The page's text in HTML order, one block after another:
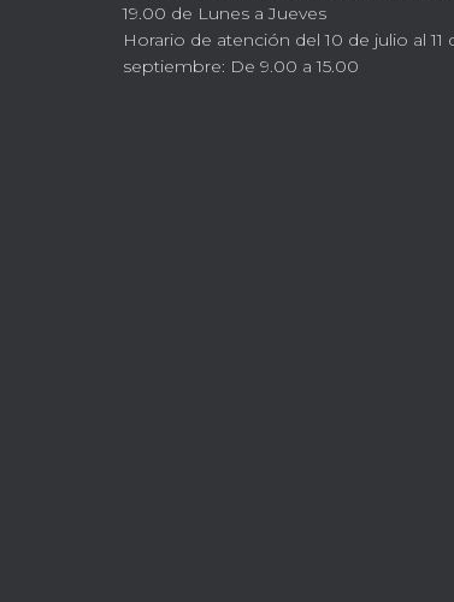
19.00 de Lunes a Jueves
Horario de atención del 10 de julio al 11
septiembre: De 9.00 a 15.00